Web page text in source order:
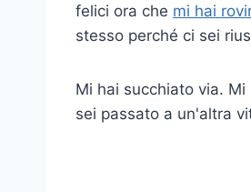
felici ora che mi hai
stesso perché ci sei
Mi hai succhiato via.
sei passato a un'altra